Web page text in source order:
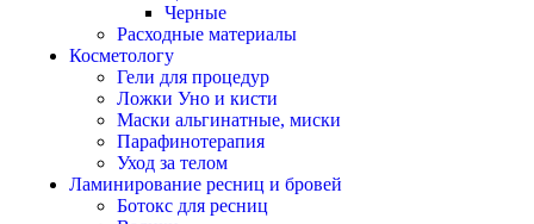
Черные
Расходные материалы
Косметологу
Гели для процедур
Ложки Уно и кисти
Маски альгинатные, миски
Парафинотерапия
Уход за телом
Ламинирование ресниц и бровей
Ботокс для ресниц